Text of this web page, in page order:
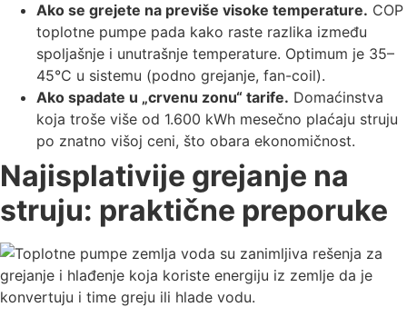
Ako se grejete na previše visoke temperature. COP
toplotne pumpe pada kako raste razlika između
spoljašnje i unutrašnje temperature. Optimum je 35–
45°C u sistemu (podno grejanje, fan-coil).
Ako spadate u „crvenu zonu“ tarife. Domaćinstva
koja troše više od 1.600 kWh mesečno plaćaju struju
po znatno višoj ceni, što obara ekonomičnost.
Najisplativije grejanje na
struju: praktične preporuke